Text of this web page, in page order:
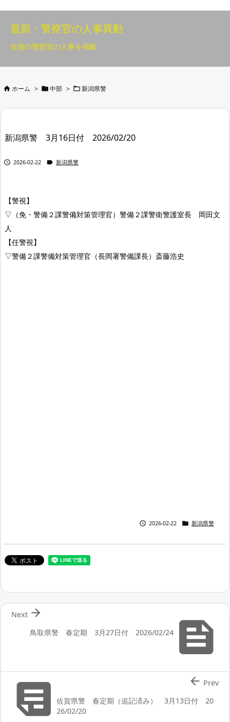
最新・警察官の人事異動
全国の警察官の人事を掲載
 ホーム >  中部 >  新潟県警
新潟県警 3月16日付 2026/02/20
 2026-02-22  新潟県警
【警視】
▽（免・警備２課警備対策管理官）警備２課警衛警護室長 岡田文
人
【任警視】
▽警備２課警備対策管理官（長岡署警備課長）斎藤浩史
 2026-02-22  新潟県警

鳥取県警 春定期 3月27日付 2026/02/24

Next
佐賀県警 春定期（追記済み） 3月13日付 20
26/02/20
 Prev